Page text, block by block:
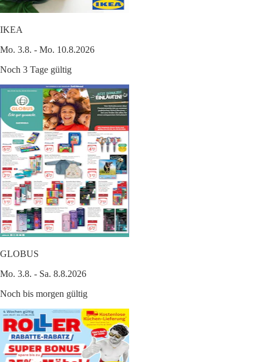
IKEA
Mo. 3.8. - Mo. 10.8.2026
Noch 3 Tage gültig
GLOBUS
Mo. 3.8. - Sa. 8.8.2026
Noch bis morgen gültig